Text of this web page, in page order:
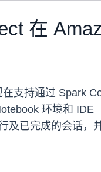
在
支持通过 Spark
环境和
及已完成的会话，